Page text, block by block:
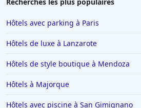
Hôtels à Monaco
Hôtels à Saint-Jean-de-Monts
Hôtels à Saint-Paul-les-Dax
Hôtels avec parking à Paris
Hôtels de luxe à Lanzarote
Hôtels de style boutique à Mendoza
Hôtels à Majorque
Hôtels avec piscine à San Gimignano